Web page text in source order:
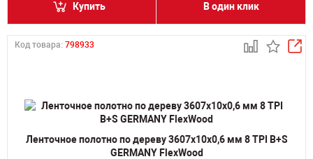
Купить В один клик
Код товара: 798933
Ленточное полотно по дереву 3607х10х0,6 мм 8 TPI B+S
GERMANY FlexWood